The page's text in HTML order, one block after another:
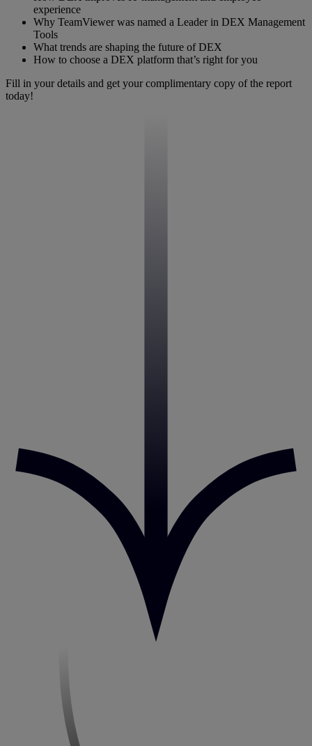
experience
Why TeamViewer was named a Leader in DEX Management
Tools
What trends are shaping the future of DEX
How to choose a DEX platform that’s right for you
Fill in your details and get your complimentary copy of the report
today!